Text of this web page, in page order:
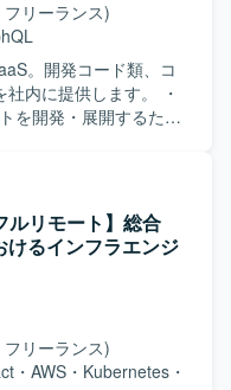
前移行） • メタデータ
作業実施 STEP5：V8
リーランス)
。開発コード類、コ
内に提供します。 ・
を開発・展開するため
対して最適プロジェ
す。 ・10月時点では
しつつ、必要な修正な
との連携の機能を実装
発・運用を行いま
用、新規開発を行い
申し込んだアセット
態を構築します。統
プロイなどを実施し
ルリモート】総合
るインフラエンジ
リーランス)
・ AWS ・ Kubernetes ・